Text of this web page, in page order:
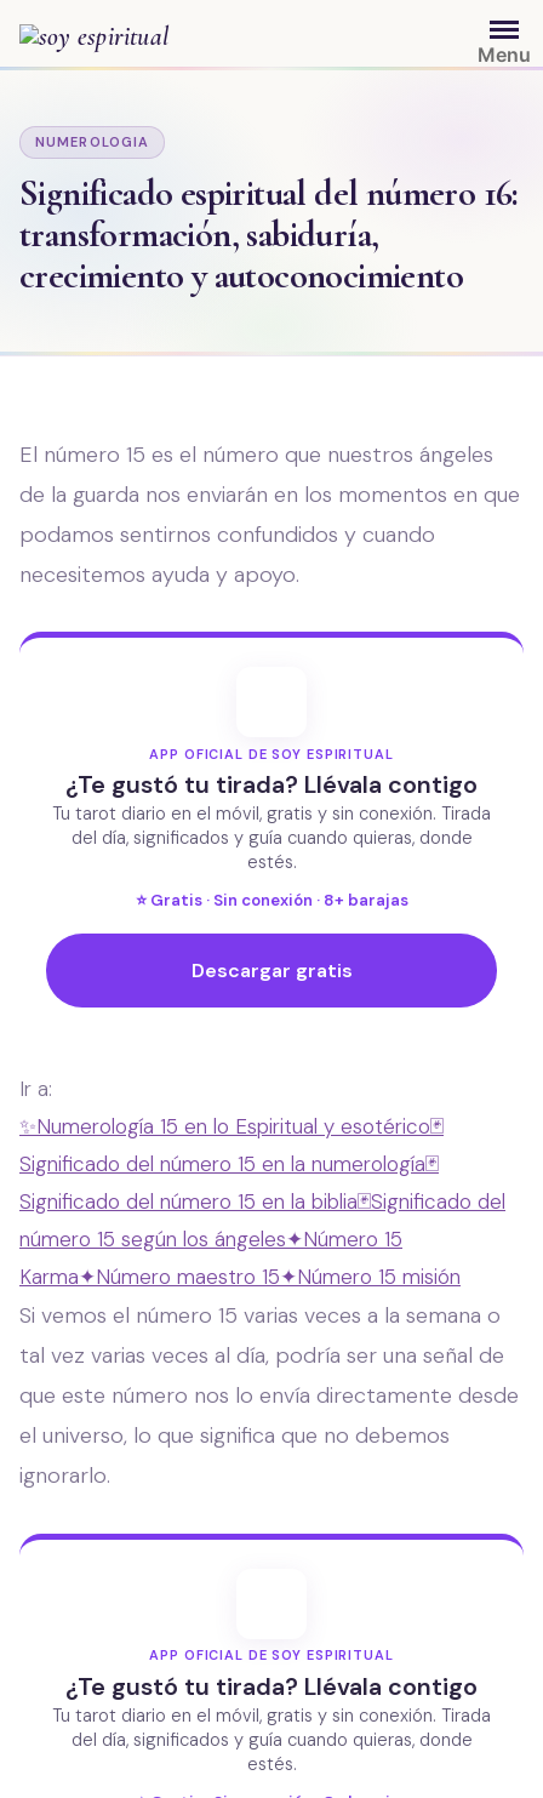
contenido
Menu
NUMEROLOGIA
Significado espiritual del número 16:
transformación, sabiduría,
crecimiento y autoconocimiento
El número 15 es el número que nuestros ángeles
de la guarda nos enviarán en los momentos en que
podamos sentirnos confundidos y cuando
necesitemos ayuda y apoyo.
APP OFICIAL DE SOY ESPIRITUAL
¿Te gustó tu tirada? Llévala contigo
Tu tarot diario en el móvil, gratis y sin conexión. Tirada
del día, significados y guía cuando quieras, donde
estés.
⭐ Gratis · Sin conexión · 8+ barajas
Descargar gratis
Ir a:
✨Numerología 15 en lo Espiritual y esotérico🃏
Significado del número 15 en la numerología🃏
Significado del número 15 en la biblia🃏Significado del
número 15 según los ángeles✦Número 15
Karma✦Número maestro 15✦Número 15 misión
Si vemos el número 15 varias veces a la semana o
tal vez varias veces al día, podría ser una señal de
que este número nos lo envía directamente desde
el universo, lo que significa que no debemos
ignorarlo.
APP OFICIAL DE SOY ESPIRITUAL
¿Te gustó tu tirada? Llévala contigo
Tu tarot diario en el móvil, gratis y sin conexión. Tirada
del día, significados y guía cuando quieras, donde
estés.